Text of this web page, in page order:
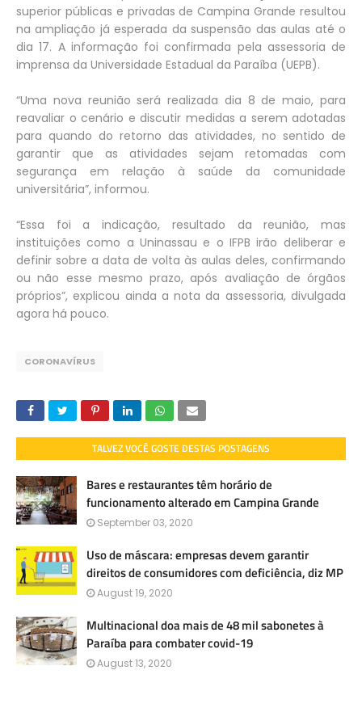
superior públicas e privadas de Campina Grande resultou
na ampliação já esperada da suspensão das aulas até o
dia 17. A informação foi confirmada pela assessoria de
imprensa da Universidade Estadual da Paraíba (UEPB).
“Uma nova reunião será realizada dia 8 de maio, para
reavaliar o cenário e discutir medidas a serem adotadas
para quando do retorno das atividades, no sentido de
garantir que as atividades sejam retomadas com
segurança em relação à saúde da comunidade
universitária”, informou.
“Essa foi a indicação, resultado da reunião, mas
instituições como a Uninassau e o IFPB irão deliberar e
definir sobre a data de volta às aulas deles, confirmando
ou não esse mesmo prazo, após avaliação de órgãos
próprios”, explicou ainda a nota da assessoria, divulgada
agora há pouco.
CORONAVÍRUS
TALVEZ VOCÊ GOSTE DESTAS POSTAGENS
Bares e restaurantes têm horário de
funcionamento alterado em Campina Grande
September 03, 2020
Uso de máscara: empresas devem garantir
direitos de consumidores com deficiência, diz MP
August 19, 2020
Multinacional doa mais de 48 mil sabonetes à
Paraíba para combater covid-19
August 13, 2020